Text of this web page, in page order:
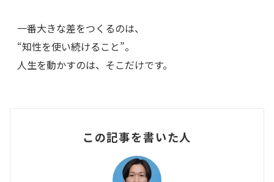
一番大きな差をつくるのは、
“知性を使い続けること”。
人生を動かすのは、そこだけです。
この記事を書いた人